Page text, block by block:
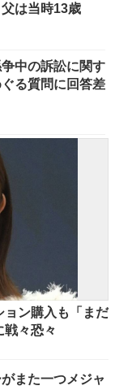
は当時13歳
中の訴訟に関す
る質問に回答差
ン購入も「まだ
々恐々
また一つメジャ